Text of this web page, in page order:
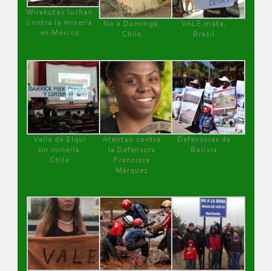
Wirakutas luchan
contra la minería
en México
No a Dominga,
Chile
VALE mata,
Brasil
Valle de Elqui
sin minería.
Chile
Atentan contra
la Defensora
Francisca
Márquez
Defensoras de
Bolivia